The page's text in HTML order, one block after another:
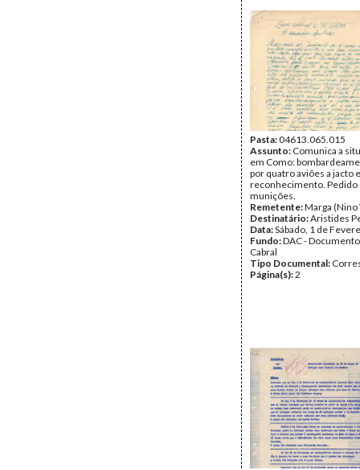
ataque ao quartel de
barco no rio de Catchil.
o problema do controlo
qual está ser posto em
forças portuguesas,
envio de carabinas para
dos rios. Guerra na ilha
Remetente:Nino Vieira
Destinatário:Aristides
Data:Janeiro de 1964
Fundo:DAC -
Cabral
Tipo Documental:
Página(s):4
Pasta:04613.065.015
Assunto: Comunica a
em Como:
por quatro aviões a jacto
reconhecimento. Pedido
munições.
Remetente:Marga (Nino
Destinatário:Aristides
Data:Sábado, 1 de
Fundo:DAC -
Cabral
Tipo Documental:
Página(s):2